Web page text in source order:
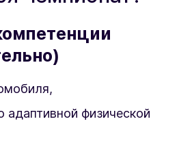
адаптивной физической